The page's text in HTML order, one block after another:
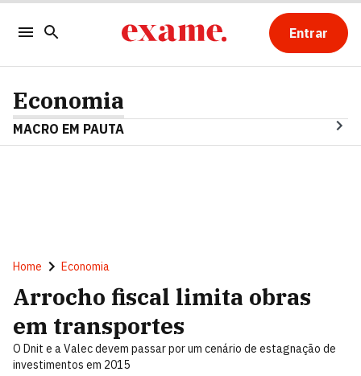
Entrar
Economia
MACRO EM PAUTA
Home Economia
Arrocho fiscal limita obras
em transportes
O Dnit e a Valec devem passar por um cenário de estagnação de
investimentos em 2015